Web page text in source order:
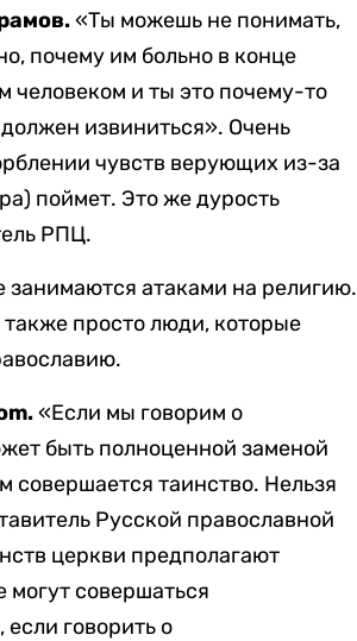
«Ты можешь не понимать,
почему им больно в конце
человеком и ты это почему-то
извиниться». Очень
чувств верующих из-за
поймет. Это же дурость
РПЦ.
занимаются атаками на религию.
просто люди, которые
«Если мы говорим о
быть полноценной заменой
совершается таинство. Нельзя
Русской православной
церкви предполагают
совершаться
говорить о